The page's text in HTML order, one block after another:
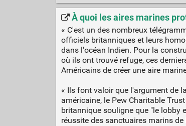
À quoi les aires marines
« C'est un des nombreux
officiels britanniques et leurs
dans l'océan Indien. Pour la
où ils ont trouvé refuge, ces
Américains de créer une aire
« Ils font valoir que l'argument de
américaine, le Pew Charitable
britannique souligne que "le lobby
réussite des sanctuaires marins